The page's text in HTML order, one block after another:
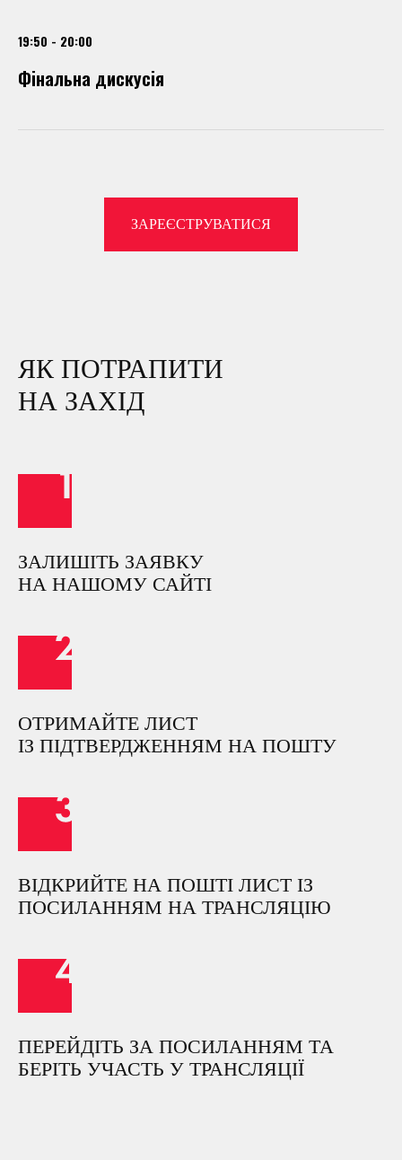
19:50 - 20:00
Фінальна дискусія
ЗАРЕЄСТРУВАТИСЯ
ЯК ПОТРАПИТИ
НА ЗАХІД
ЗАЛИШІТЬ ЗАЯВКУ
НА НАШОМУ САЙТІ
ОТРИМАЙТЕ ЛИСТ
ІЗ ПІДТВЕРДЖЕННЯМ НА ПОШТУ
ВІДКРИЙТЕ НА ПОШТІ ЛИСТ ІЗ
ПОСИЛАННЯМ НА ТРАНСЛЯЦІЮ
ПЕРЕЙДІТЬ ЗА ПОСИЛАННЯМ ТА
БЕРІТЬ УЧАСТЬ У ТРАНСЛЯЦІЇ